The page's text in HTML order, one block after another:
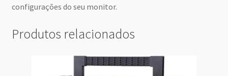
configurações do seu monitor.
Produtos relacionados